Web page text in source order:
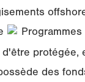
protégée,
des